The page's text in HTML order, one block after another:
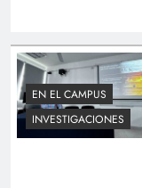
EN EL CAMPUS
INVESTIGACIONES